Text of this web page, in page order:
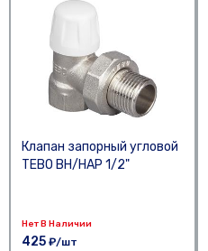
Клапан запорный угловой
TEBO ВН/НАР 1/2"
Нет В Наличии
425 ₽/шт